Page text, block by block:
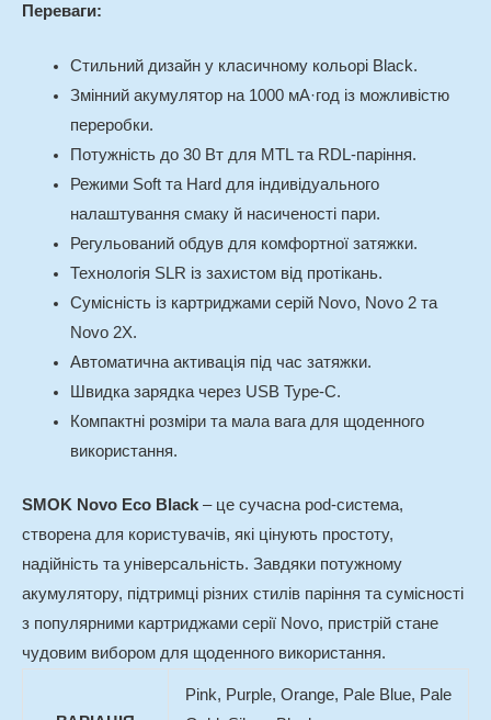
Переваги:
Стильний дизайн у класичному кольорі Black.
Змінний акумулятор на 1000 мА·год із можливістю
переробки.
Потужність до 30 Вт для MTL та RDL-паріння.
Режими Soft та Hard для індивідуального
налаштування смаку й насиченості пари.
Регульований обдув для комфортної затяжки.
Технологія SLR із захистом від протікань.
Сумісність із картриджами серій Novo, Novo 2 та
Novo 2X.
Автоматична активація під час затяжки.
Швидка зарядка через USB Type-C.
Компактні розміри та мала вага для щоденного
використання.
SMOK Novo Eco Black – це сучасна pod-система,
створена для користувачів, які цінують простоту,
надійність та універсальність. Завдяки потужному
акумулятору, підтримці різних стилів паріння та сумісності
з популярними картриджами серії Novo, пристрій стане
чудовим вибором для щоденного використання.
Pink, Purple, Orange, Pale Blue, Pale